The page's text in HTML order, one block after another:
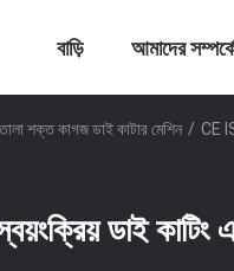
বাড়ি আমাদের
শক্ত কাগজ ডাই কাটার মেশিন / CE
ডাই কাটিং